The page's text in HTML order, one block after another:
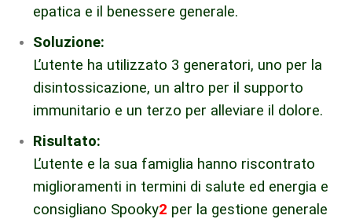
epatica e il benessere generale.
Soluzione:
L’utente ha utilizzato 3 generatori, uno per la
disintossicazione, un altro per il supporto
immunitario e un terzo per alleviare il dolore.
Risultato:
L’utente e la sua famiglia hanno riscontrato
miglioramenti in termini di salute ed energia e
consigliano Spooky2 per la gestione generale